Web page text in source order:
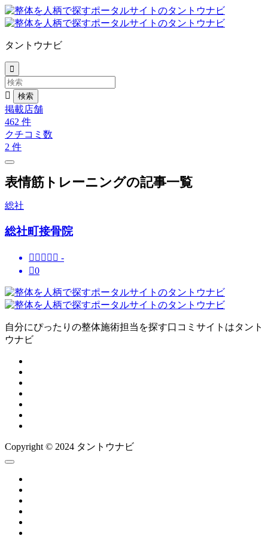
タントウナビ


掲載店舗
462 件
クチコミ数
2 件
表情筋トレーニングの記事一覧
総社
総社町接骨院
     -
0
自分にぴったりの整体施術担当を探す口コミサイトはタント
ウナビ
Copyright © 2024 タントウナビ